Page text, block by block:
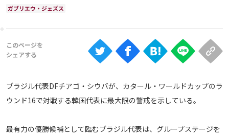
大会について
iOS Apps
ガブリエウ・ジェズス
ブラジル代表DFチアゴ・シウバが、カタール・ワールドカップのラ
ウンド16で対戦する韓国代表に最大限の警戒を示している。
最有力の優勝候補として臨むブラジル代表は、グループステージを